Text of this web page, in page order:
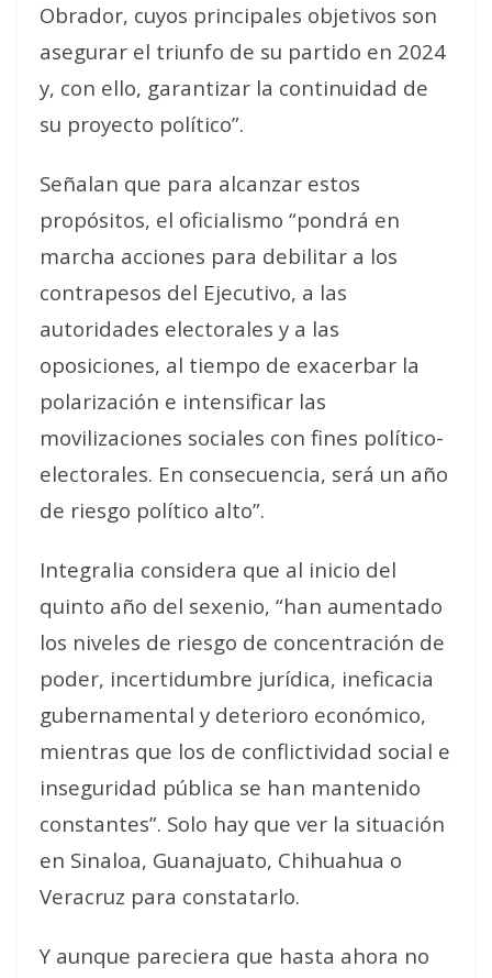
Obrador, cuyos principales objetivos son
asegurar el triunfo de su partido en 2024
y, con ello, garantizar la continuidad de
su proyecto político”.
Señalan que para alcanzar estos
propósitos, el oficialismo “pondrá en
marcha acciones para debilitar a los
contrapesos del Ejecutivo, a las
autoridades electorales y a las
oposiciones, al tiempo de exacerbar la
polarización e intensificar las
movilizaciones sociales con fines político-
electorales. En consecuencia, será un año
de riesgo político alto”.
Integralia considera que al inicio del
quinto año del sexenio, “han aumentado
los niveles de riesgo de concentración de
poder, incertidumbre jurídica, ineficacia
gubernamental y deterioro económico,
mientras que los de conflictividad social e
inseguridad pública se han mantenido
constantes”. Solo hay que ver la situación
en Sinaloa, Guanajuato, Chihuahua o
Veracruz para constatarlo.
Y aunque pareciera que hasta ahora no